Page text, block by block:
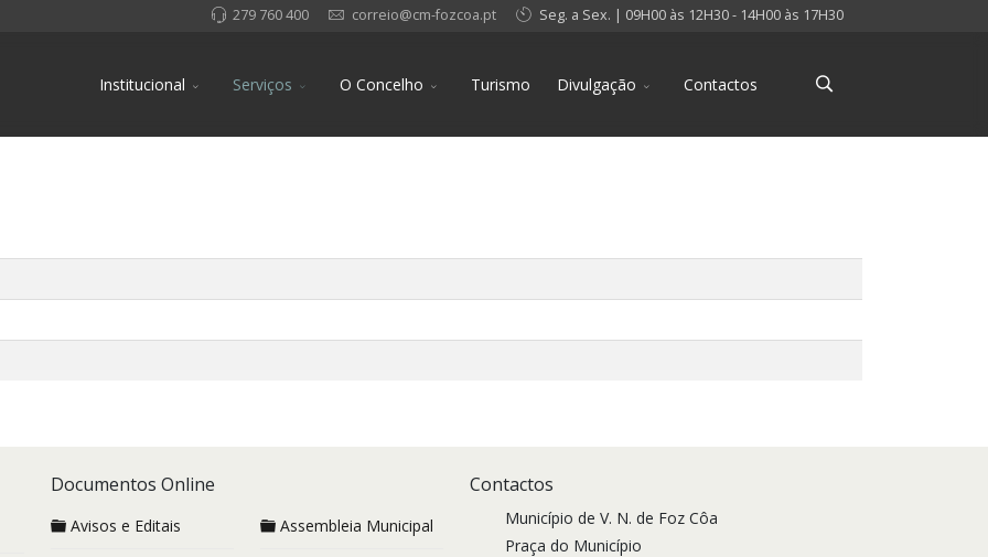
279 760 400 correio@cm-fozcoa.pt Seg. a Sex. | 09H00 às 12H30 - 14H00 às 17H30
Institucional Serviços O Concelho Turismo Divulgação Contactos
Documentos Online
Avisos e Editais Assembleia Municipal
Contactos
Município de V. N. de Foz Côa
Praça do Município